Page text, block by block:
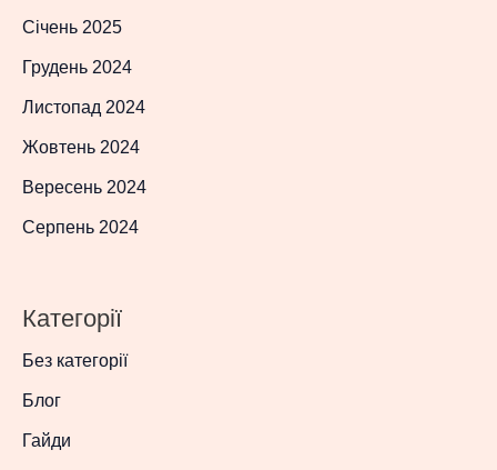
Січень 2025
Грудень 2024
Листопад 2024
Жовтень 2024
Вересень 2024
Серпень 2024
Категорії
Без категорії
Блог
Гайди